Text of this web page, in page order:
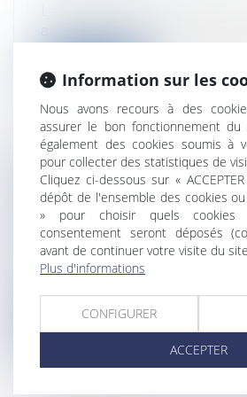
LIVRAISON D'UNE
UN ETAT DE L'UNION
Entreprises /Contentieux /
commerciale
La 1ère chambre civile de la
Lire la suite
Information sur les
Nous avons recours à des
assurer le bon fonctionnement du
également des cookies soumis à
pour collecter des statistiques de
Cliquez ci-dessous sur «
dépôt de l'ensemble des cookies ou
» pour choisir quels cookies
consentement seront déposés
avant de continuer votre visite du
Plus d'informations
CONFIGURER
ACCEPTER